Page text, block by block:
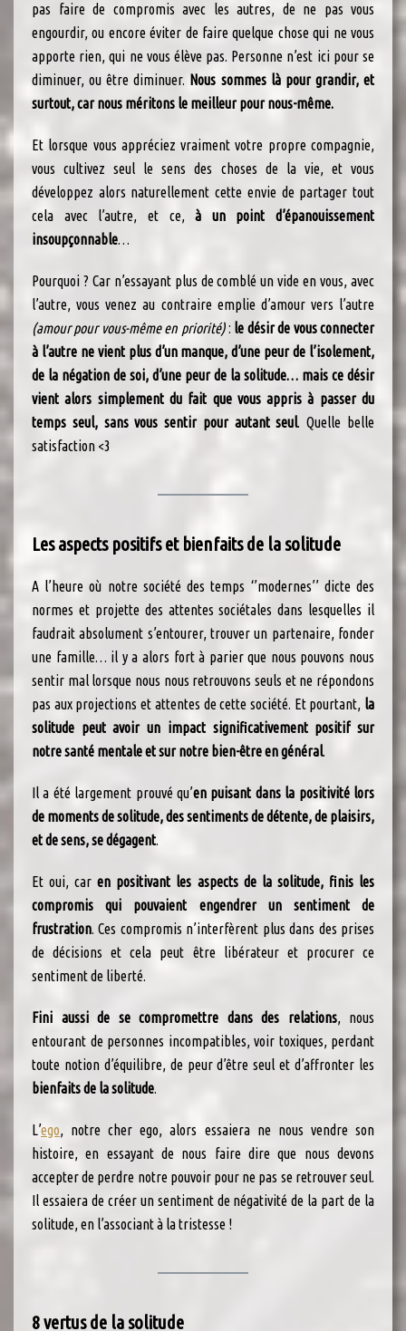
pas faire de compromis avec les autres, de ne pas vous
engourdir, ou encore éviter de faire quelque chose qui ne vous
apporte rien, qui ne vous élève pas. Personne n’est ici pour se
diminuer, ou être diminuer. Nous sommes là pour grandir, et
surtout, car nous méritons le meilleur pour nous-même.
Et lorsque vous appréciez vraiment votre propre compagnie,
vous cultivez seul le sens des choses de la vie, et vous
développez alors naturellement cette envie de partager tout
cela avec l’autre, et ce,à un point d’épanouissement
insoupçonnable…
Pourquoi ? Car n’essayant plus de comblé un vide en vous, avec
l’autre, vous venez au contraire emplie d’amour vers l’autre
(amour pour vous-même en priorité): le désir de vous connecter
à l’autre ne vient plus d’un manque, d’une peur de l’isolement,
de la négation de soi, d’une peur de la solitude… mais ce désir
vient alors simplement du fait que vous appris à passer du
temps seul, sans vous sentir pour autant seul. Quelle belle
satisfaction <3
Les aspects positifs et bienfaits de la solitude
A l’heure où notre société des temps ‘’modernes’’ dicte des
normes et projette des attentes sociétales dans lesquelles il
faudrait absolument s’entourer, trouver un partenaire, fonder
une famille… il y a alors fort à parier que nous pouvons nous
sentir mal lorsque nous nous retrouvons seuls et ne répondons
pas aux projections et attentes de cette société. Et pourtant, la
solitude peut avoir un impact significativement positif sur
notre santé mentale et sur notre bien-être en général.
Il a été largement prouvé qu’en puisant dans la positivité lors
de moments de solitude, des sentiments de détente, de plaisirs,
et de sens, se dégagent.
Et oui, caren positivant les aspects de la solitude, finis les
compromis qui pouvaient engendrer un sentiment de
frustration. Ces compromis n’interfèrent plus dans des prises
de décisions et cela peut être libérateur et procurer ce
sentiment de liberté.
Fini aussi de se compromettre dans des relations, nous
entourant de personnes incompatibles, voir toxiques, perdant
toute notion d’équilibre, de peur d’être seul et d’affronter les
bienfaits de la solitude.
L’ego, notre cher ego, alors essaiera ne nous vendre son
histoire, en essayant de nous faire dire que nous devons
accepter de perdre notre pouvoir pour ne pas se retrouver seul.
Il essaiera de créer un sentiment de négativité de la part de la
solitude, en l’associant à la tristesse !
8 vertus de la solitude